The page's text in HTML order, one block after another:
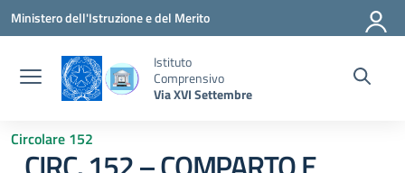
Vai ai contenuti
Vai al menu di navigazione
Vai al footer
Ministero dell'Istruzione e del Merito
Istituto
Comprensivo
Via XVI Settembre
Circolare 152